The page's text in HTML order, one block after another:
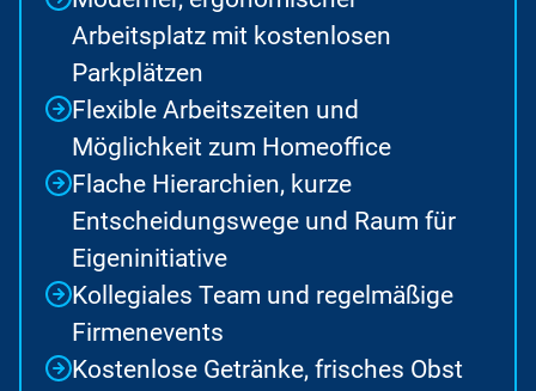
Arbeitsplatz mit kostenlosen
Parkplätzen
Flexible Arbeitszeiten und
Möglichkeit zum Homeoffice
Flache Hierarchien, kurze
Entscheidungswege und Raum für
Eigeninitiative
Kollegiales Team und regelmäßige
Firmenevents
Kostenlose Getränke, frisches Obst